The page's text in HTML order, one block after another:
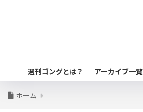
週刊ゴングとは？ アーカイブ一覧
ホーム